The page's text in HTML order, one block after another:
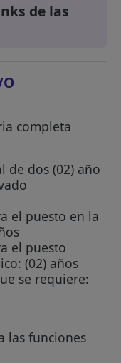
de las
completa
de dos (02) año
el puesto en la
el puesto
(02) años
se requiere:
las funciones